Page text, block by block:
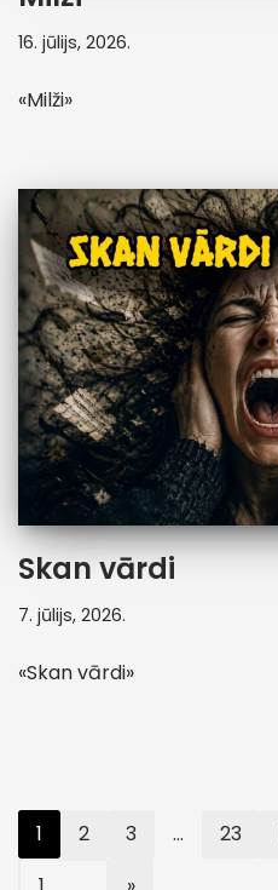
16. jūlijs, 2026.
«Milži»
Skan vārdi
7. jūlijs, 2026.
«Skan vārdi»
1 2 3 … 23